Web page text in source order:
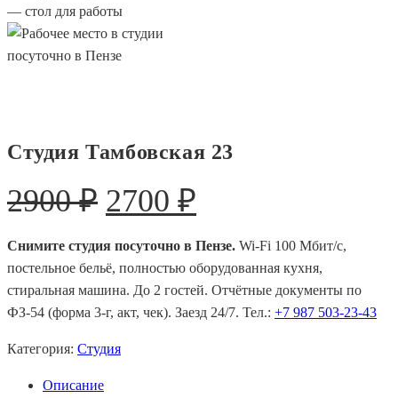
Студия Тамбовская 23
2900₽ Первоначальная
составляла
2900 ₽.
2700 ₽
цена:
2700 ₽.
Снимите студия посуточно в Пензе. Wi-Fi 100 Мбит/с,
постельное бельё, полностью оборудованная кухня,
стиральная машина. До 2 гостей. Отчётные документы по
ФЗ-54 (форма 3-г, акт, чек). Заезд 24/7. Тел.: +7 987 503-23-43
Категория: Студия
Описание